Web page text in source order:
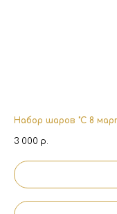
Набор шаров "С 8
3 000 р.